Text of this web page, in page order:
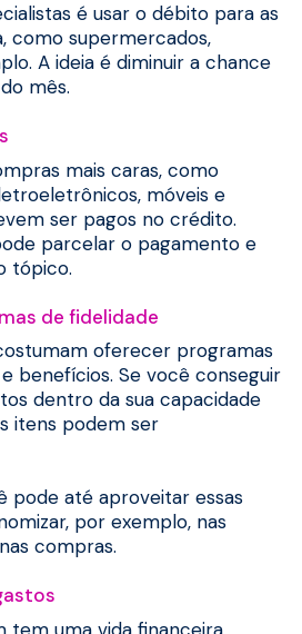
é usar o débito para as
como supermercados,
A ideia é diminuir a chance
mês.
mais caras, como
móveis e
ser pagos no crédito.
parcelar o pagamento e
tópico.
de fidelidade
oferecer programas
benefícios. Se você conseguir
dentro da sua capacidade
itens podem ser
pode até aproveitar essas
por exemplo, nas
compras.